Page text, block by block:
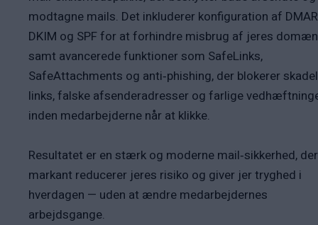
modtagne mails. Det inkluderer konfiguration af
DKIM og SPF for at forhindre misbrug af jeres
samt avancerede funktioner som SafeLinks,
SafeAttachments og anti‑phishing, der blokerer
links, falske afsenderadresser og farlige
inden medarbejderne når at klikke.
Resultatet er en stærk og moderne mail‑sikkerhed, der
markant reducerer jeres risiko og giver jer tryghed i
hverdagen — uden at ændre medarbejdernes
arbejdsgange.